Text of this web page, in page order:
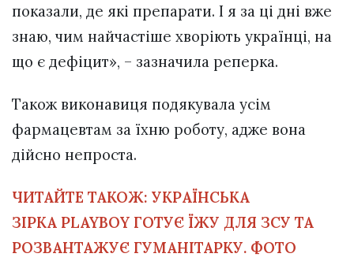
показали, де які препарати. І я за ці дні вже
знаю, чим найчастіше хворіють українці, на
що є дефіцит», – зазначила реперка.
Також виконавиця подякувала усім
фармацевтам за їхню роботу, адже вона
дійсно непроста.
ЧИТАЙТЕ ТАКОЖ: УКРАЇНСЬКА
ЗІРКА PLAYBOY ГОТУЄ ЇЖУ ДЛЯ ЗСУ ТА
РОЗВАНТАЖУЄ ГУМАНІТАРКУ. ФОТО